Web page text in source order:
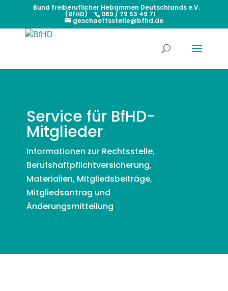
Bund freiberuflicher Hebammen Deutschlands e.V.
(BfHD) 069 / 79 53 49 71
geschaeftsstelle@bfhd.de
Service für BfHD-
Mitglieder
Informationen zur Rechtsstelle,
Berufshaftpflichtversicherung,
Materialien, Mitgliedsbeiträge,
Mitgliedsantrag und
Änderungsmitteilung